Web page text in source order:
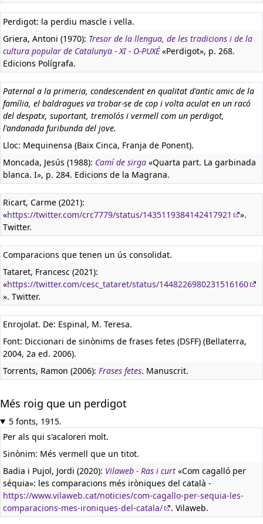
Perdigot: la perdiu mascle i vella.
Griera, Antoni (1970): Tresor de la llengua, de les tradicions i de la
cultura popular de Catalunya - XI - O-PUXÉ«Perdigot», p. 268.
Edicions Polígrafa.
Paternal a la primeria, condescendent en qualitat d'antic amic de la
família, el baldragues va trobar-se de cop i volta aculat en un racó
del despatx, suportant, tremolós i vermell com un perdigot,
l'andanada furibunda del jove.
Lloc: Mequinensa (Baix Cinca, Franja de Ponent).
Moncada, Jesús (1988): Camí de sirga «Quarta part. La garbinada
blanca. I», p. 284. Edicions de la Magrana.
Ricart, Carme (2021):
«https://twitter.com/crc7779/status/1435119384142417921
».
Twitter.
Comparacions que tenen un ús consolidat.
Tataret, Francesc (2021):
«https://twitter.com/cesc_tataret/status/1448226980231516160
». Twitter.
Enrojolat. De: Espinal, M. Teresa.
Font: Diccionari de sinònims de frases fetes (DSFF) (Bellaterra,
2004, 2a ed. 2006).
Torrents, Ramon (2006): Frases fetes. Manuscrit.
Més roig que un perdigot
5 fonts, 1915.
Per als qui s'acaloren molt.
Sinònim: Més vermell que un titot.
Badia i Pujol, Jordi (2020): Vilaweb - Ras i curt «Com cagalló per
séquia»: les comparacions més iròniques del català -
https://www.vilaweb.cat/noticies/com-cagallo-per-sequia-les-
comparacions-mes-ironiques-del-catala/
. Vilaweb.